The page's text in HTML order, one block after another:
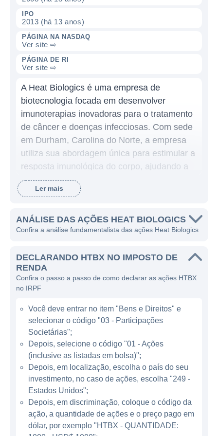
IPO
2013 (há 13 anos)
PÁGINA NA NASDAQ
Ver site ⇨
PÁGINA DE RI
Ver site ⇨
A Heat Biologics é uma empresa de
biotecnologia focada em desenvolver
imunoterapias inovadoras para o tratamento
de câncer e doenças infecciosas. Com sede
em Durham, Carolina do Norte, a empresa
utiliza sua abordagem única para estimular a
resposta imunológica do corpo, ajudando a
combater tumores e infecções. Desde a sua
fundação, a Heat Biologics tem se dedicado
estabelecendo parcerias estratégicas e
colaborando com instituições de pesquisa
O principal objetivo da Heat Biologics é criar
terapias que possam melhorar a qualidade
de vida dos pacientes e aumentar as
chances de um tratamento eficaz. A empresa
desenvolve suas tecnologias com a intenção
de impactar positivamente no cenário
oncológico, oferecendo alternativas para
aqueles que não responderam bem aos
tratamentos convencionais. Com uma equipe
altamente qualificada, a Heat Biologics
busca não apenas inovações em
tratamentos, mas também maneiras de
optimizar a administração de suas terapias.
Ler mais
ANÁLISE DAS AÇÕES HEAT BIOLOGICS
Confira a análise fundamentalista das ações Heat Biologics
DECLARANDO HTBX NO IMPOSTO DE
RENDA
Confira o passo a passo de como declarar as ações HTBX
no IRPF
Você deve entrar no item "Bens e Direitos" e
selecionar o código "03 - Participações
Societárias";
Depois, selecione o código "01 - Ações
(inclusive as listadas em bolsa)";
Depois, em localização, escolha o país do seu
investimento, no caso de ações, escolha "249 -
Estados Unidos";
Depois, em discriminação, coloque o código da
ação, a quantidade de ações e o preço pago em
dólar, por exemplo "HTBX - QUANTIDADE: